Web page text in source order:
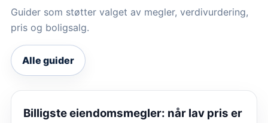
Guider som støtter valget av megler, verdivurdering,
pris og boligsalg.
Alle guider
Billigste eiendomsmegler: når lav pris er